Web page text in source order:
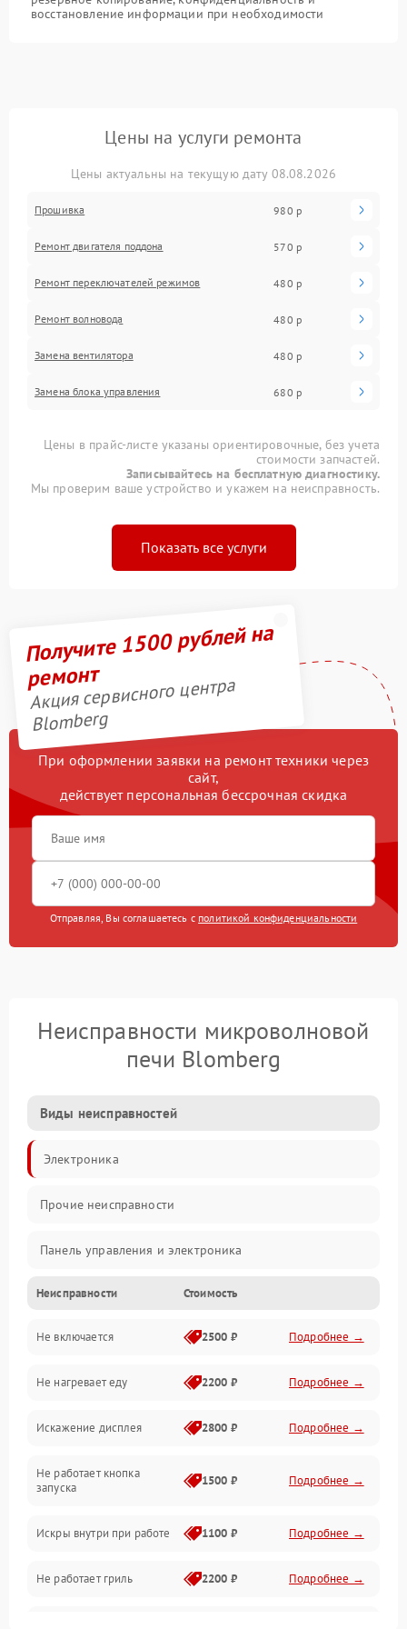
восстановление информации при необходимости
Цены на услуги ремонта
Цены актуальны на текущую дату 08.08.2026
Прошивка 980 р
Ремонт двигателя поддона 570 р
Ремонт переключателей режимов 480 р
Ремонт волновода 480 р
Замена вентилятора 480 р
Замена блока управления 680 р
Цены в прайс-листе указаны ориентировочные, без учета
стоимости запчастей.
Записывайтесь на бесплатную диагностику.
Мы проверим ваше устройство и укажем на неисправность.
Показать все услуги
Получите 1500 рублей на
ремонт
Акция сервисного центра
Blomberg
При оформлении заявки на ремонт техники через
сайт,
действует персональная бессрочная скидка
Отправляя, Вы соглашаетесь с политикой конфиденциальности
Неисправности микроволновой
печи Blomberg
Виды неисправностей
Электроника
Прочие неисправности
Панель управления и электроника
Дверца и корпус
Механика и внутренние элементы
Механические повреждения
Питание и запуск
Нагрев и приготовление
Программное обеспечение
Неисправности Стоимость
Не включается 2500 ₽ Подробнее →
Не нагревает еду 2200 ₽ Подробнее →
Искажение дисплея 2800 ₽ Подробнее →
Не работает кнопка
запуска
1500 ₽ Подробнее →
Искры внутри при работе 1100 ₽ Подробнее →
Не работает гриль 2200 ₽ Подробнее →